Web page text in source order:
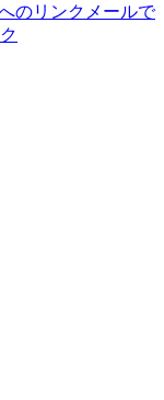
のリンク メールで